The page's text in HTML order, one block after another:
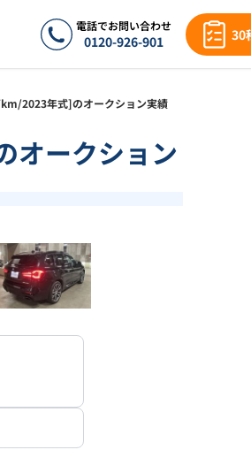
電話でお問い合わせ
0120-926-901 30
2023年式]のオークション実績
ークション
1/18